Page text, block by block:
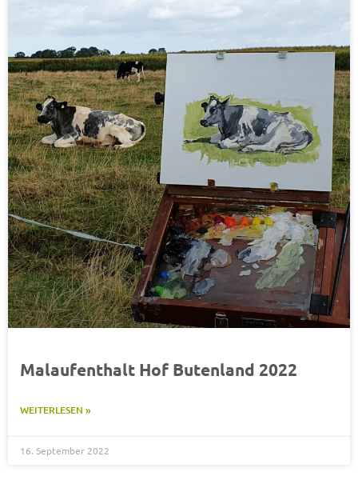
Malaufenthalt Hof Butenland 2022
WEITERLESEN »
16. September 2022